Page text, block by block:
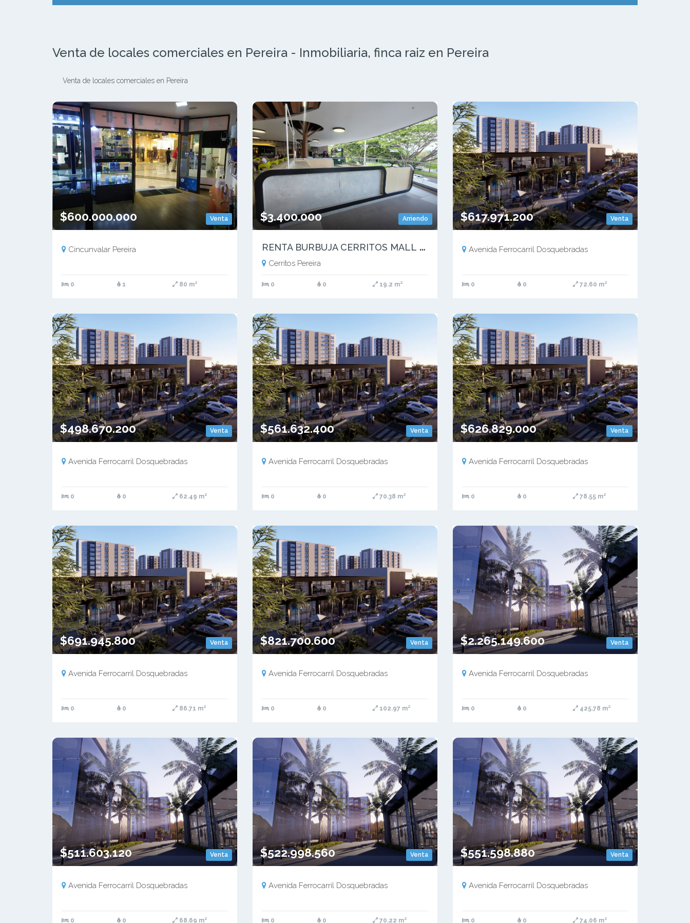
Venta de locales comerciales en Pereira - Inmobiliaria, finca raiz en Pereira
Venta de locales comerciales en Pereira
Venta
$600.000.000
Cincunvalar Pereira
0 1 80 m²
Arriendo
$3.400.000
R
ENTA BURBUJA CERRITOS MALL PEREIRA PRECIO DE OPORTUNIDAD
Cerritos Pereira
0 0 19.2 m²
Venta
$617.971.200
Avenida Ferrocarril Dosquebradas
0 0 72.60 m²
Venta
$498.670.200
Avenida Ferrocarril Dosquebradas
0 0 62.49 m²
Venta
$561.632.400
Avenida Ferrocarril Dosquebradas
0 0 70.38 m²
Venta
$626.829.000
Avenida Ferrocarril Dosquebradas
0 0 78.55 m²
Venta
$691.945.800
Avenida Ferrocarril Dosquebradas
0 0 86.71 m²
Venta
$821.700.600
Avenida Ferrocarril Dosquebradas
0 0 102.97 m²
Venta
$2.265.149.600
Avenida Ferrocarril Dosquebradas
0 0 425.78 m²
Venta
$511.603.120
Avenida Ferrocarril Dosquebradas
0 0 68.69 m²
Venta
$522.998.560
Avenida Ferrocarril Dosquebradas
0 0 70.22 m²
Venta
$551.598.880
Avenida Ferrocarril Dosquebradas
0 0 74.06 m²